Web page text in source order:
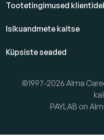
Tootetingimused
Isikuandmete kaitse
Küpsiste seaded
©1997-2026 Alma
PAYLAB on